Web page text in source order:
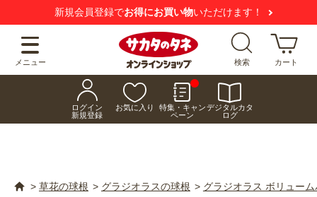
新規会員登録でお得にお買い物いただけます！
メニュー 検索 カート
ログイン
新規登録
お気に入り
特集・キャン
ペーン
デジタルカタ
ログ
> 草花の球根 > グラジオラスの球根 > グラジオラス ボリュー